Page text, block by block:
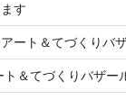
す
ート＆てづくりバ
＆てづくりバザー